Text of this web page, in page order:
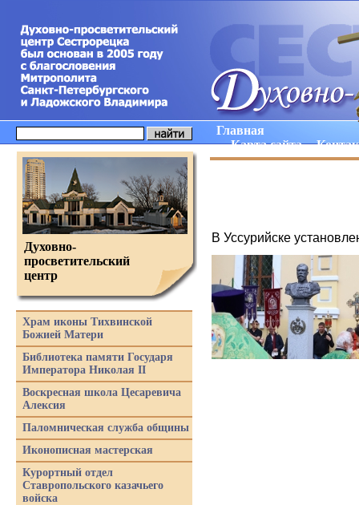
Главная
Карта сайта
В Уссурийске
Духовно-
просветительский
центр
Храм иконы Тихвинской
Божией Матери
Библиотека памяти Государя
Императора Николая II
Воскресная школа Цесаревича
Алексия
Паломническая служба общины
Иконописная мастерская
Курортный отдел
Ставропольского казачьего
войска